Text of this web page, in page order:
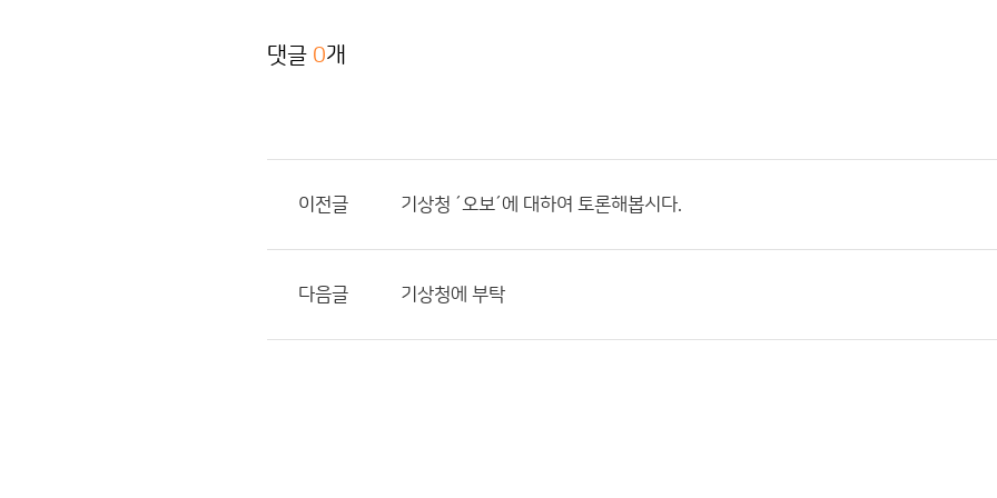
댓글 0개
이전글 기상청 ´오보´에 대하여 토론해봅시다.
다음글 기상청에 부탁